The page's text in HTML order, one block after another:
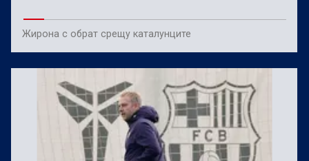
Жирона с обрат срещу каталунците